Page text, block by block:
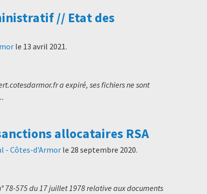
// Etat des
le 13 avril 2021.
a expiré, ses fichiers ne sont
allocataires RSA
- Côtes-d'Armorle 28 septembre 2020.
78-575 du 17 juillet 1978 relative aux documents